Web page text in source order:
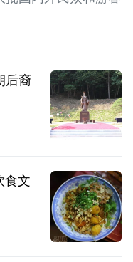
后裔
食文